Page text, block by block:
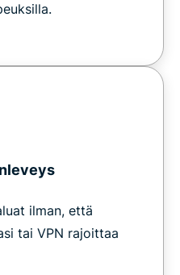
ilman, että
tai VPN rajoittaa